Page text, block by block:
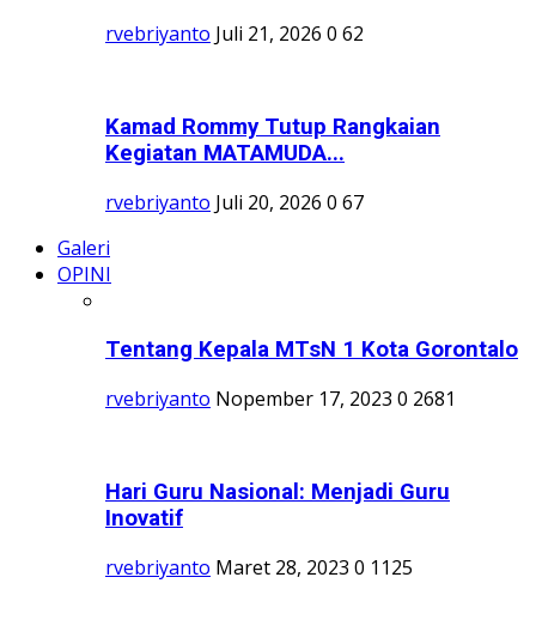
rvebriyanto Juli 21, 2026 0 62
Kamad Rommy Tutup Rangkaian
Kegiatan MATAMUDA...
rvebriyanto Juli 20, 2026 0 67
Galeri
OPINI
Tentang Kepala MTsN 1 Kota Gorontalo
rvebriyanto Nopember 17, 2023 0 2681
Hari Guru Nasional: Menjadi Guru
Inovatif
rvebriyanto Maret 28, 2023 0 1125